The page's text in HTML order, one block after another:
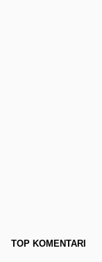
TOP KOMENTARI